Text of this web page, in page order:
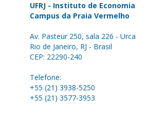
UFRJ - Instituto de Economia
Campus da Praia Vermelho
Av. Pasteur 250, sala 226 - Urca
Rio de Janeiro, RJ - Brasil
CEP: 22290-240
Telefone:
+55 (21) 3938-5250
+55 (21) 3577-3953